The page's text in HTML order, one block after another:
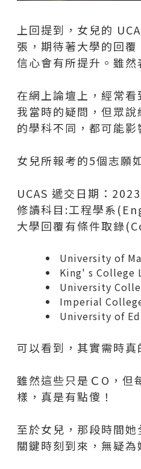
上回提到，女兒的
張，期待著大學的回
信心會有所提升。雖
在網上論壇上，經常
我當時的疑問，但眾
的學科不同，都可能
女兒所報考的5個志願
UCAS 遞交日期：
修讀科目:工程學系
大學回覆有條件取錄
University of
King' s College
University
Imperial
University of
可以看到，其實需時
雖然這些只是ＣO，但
樣，真是有點傻！
至於女兒，那段時間
關鍵時刻到來，無疑